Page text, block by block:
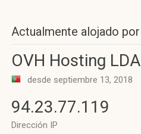
Actualmente alojado por
OVH Hosting LDA
desde septiembre 13, 2018
94.23.77.119
Dirección IP